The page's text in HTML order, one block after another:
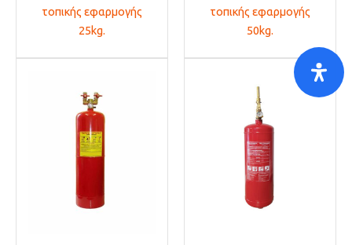
τοπικής εφαρμογής
25kg.
τοπικής εφαρμογής
50kg.